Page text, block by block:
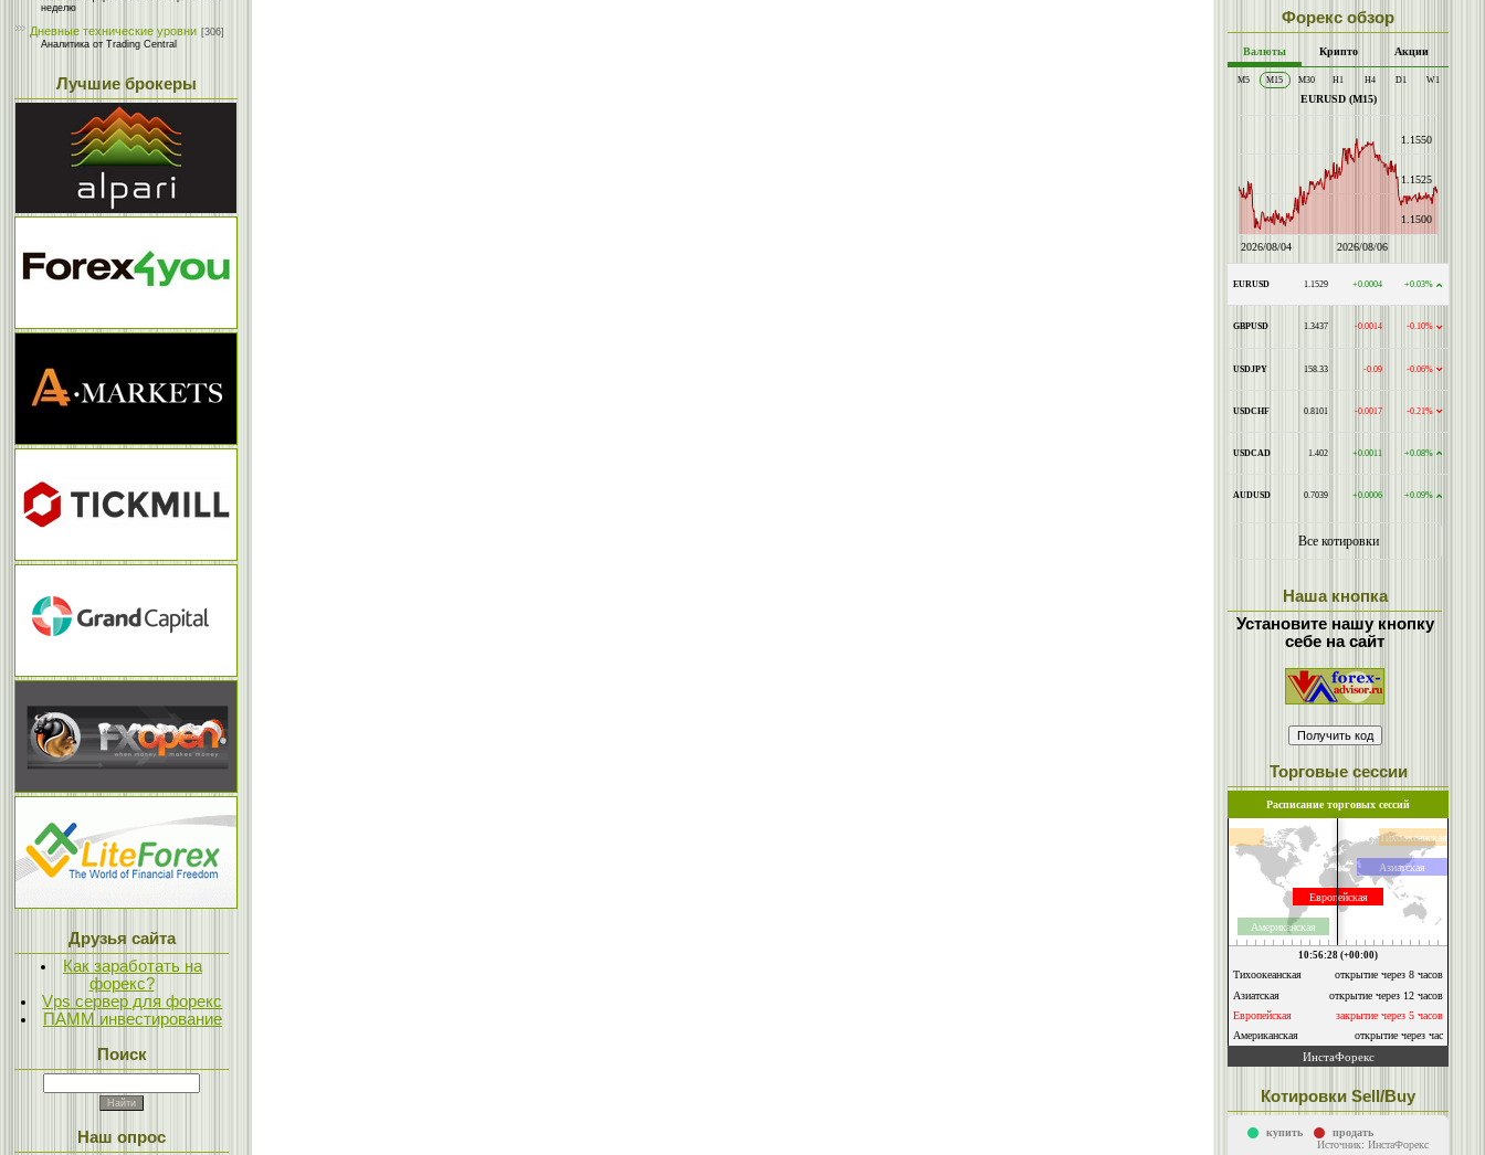
неделю
Дневные технические уровни [306]
Аналитика от Trading Central
Лучшие брокеры
Друзья сайта
Как заработать на
форекс?
Vps сервер для форекс
ПАММ инвестирование
Поиск
Наш опрос
Форекс обзор
Наша кнопка
Установите нашу кнопку
себе на сайт
Торговые сессии
Котировки Sell/Buy